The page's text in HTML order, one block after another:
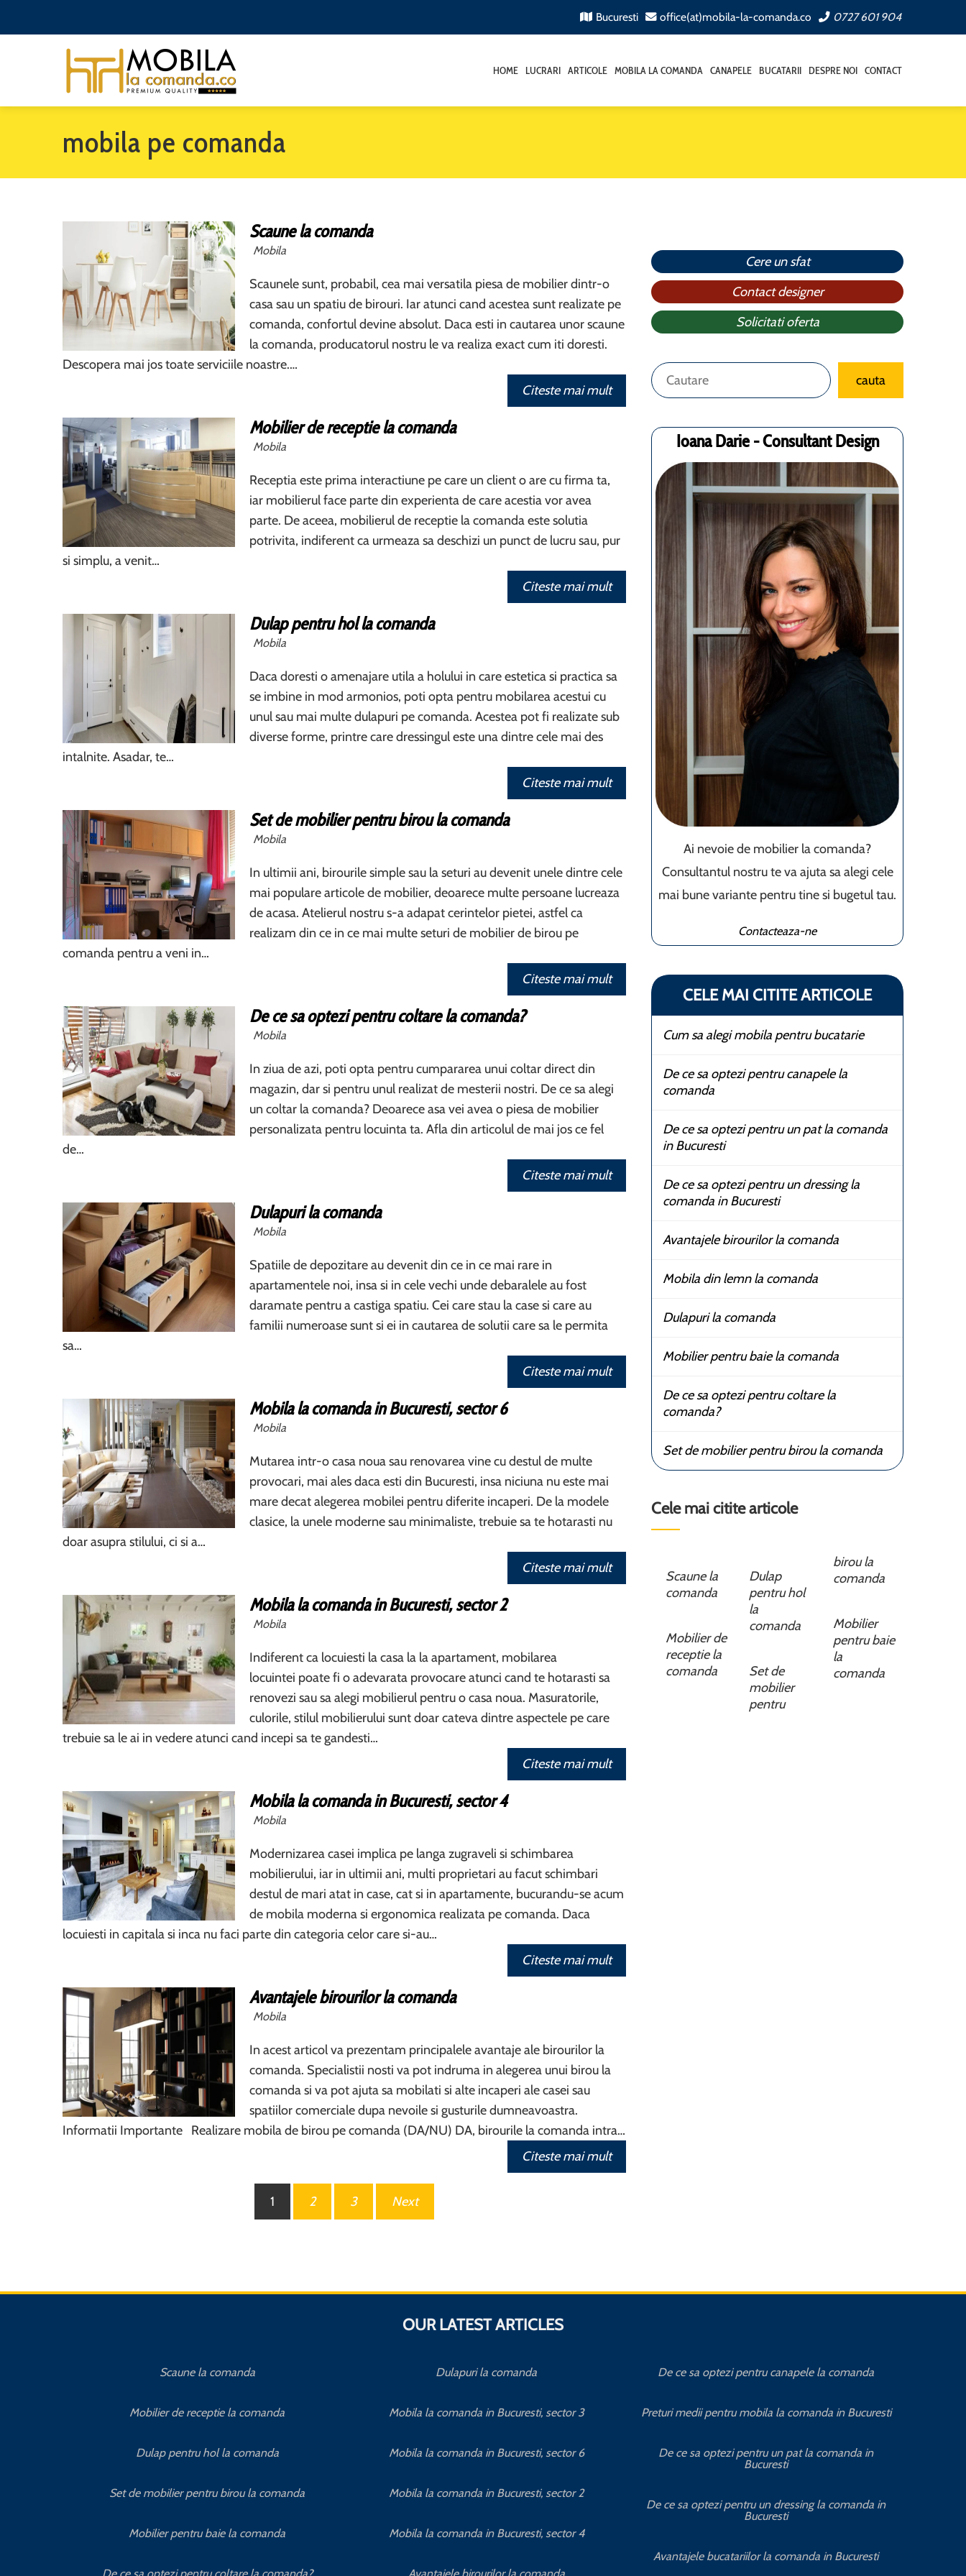
Bucuresti office(at)mobila-la-comanda.co 0727 601 904
HOME LUCRARI ARTICOLE MOBILA LA COMANDA CANAPELE BUCATARII DESPRE NOI CONTACT
mobila pe comanda
Scaune la comanda
Mobila
Scaunele sunt, probabil, cea mai versatila piesa de mobilier dintr-o
casa sau un spatiu de birouri. Iar atunci cand acestea sunt realizate pe
comanda, confortul devine absolut. Daca esti in cautarea unor scaune
la comanda, producatorul nostru le va realiza exact cum iti doresti.
Descopera mai jos toate serviciile noastre.…
Citeste mai mult
Mobilier de receptie la comanda
Mobila
Receptia este prima interactiune pe care un client o are cu firma ta,
iar mobilierul face parte din experienta de care acestia vor avea
parte. De aceea, mobilierul de receptie la comanda este solutia
potrivita, indiferent ca urmeaza sa deschizi un punct de lucru sau, pur
si simplu, a venit…
Citeste mai mult
Dulap pentru hol la comanda
Mobila
Daca doresti o amenajare utila a holului in care estetica si practica sa
se imbine in mod armonios, poti opta pentru mobilarea acestui cu
unul sau mai multe dulapuri pe comanda. Acestea pot fi realizate sub
diverse forme, printre care dressingul este una dintre cele mai des
intalnite. Asadar, te…
Citeste mai mult
Set de mobilier pentru birou la comanda
Mobila
In ultimii ani, birourile simple sau la seturi au devenit unele dintre cele
mai populare articole de mobilier, deoarece multe persoane lucreaza
de acasa. Atelierul nostru s-a adapat cerintelor pietei, astfel ca
realizam din ce in ce mai multe seturi de mobilier de birou pe
comanda pentru a veni in…
Citeste mai mult
De ce sa optezi pentru coltare la comanda?
Mobila
In ziua de azi, poti opta pentru cumpararea unui coltar direct din
magazin, dar si pentru unul realizat de mesterii nostri. De ce sa alegi
un coltar la comanda? Deoarece asa vei avea o piesa de mobilier
personalizata pentru locuinta ta. Afla din articolul de mai jos ce fel
de…
Citeste mai mult
Dulapuri la comanda
Mobila
Spatiile de depozitare au devenit din ce in ce mai rare in
apartamentele noi, insa si in cele vechi unde debaralele au fost
daramate pentru a castiga spatiu. Cei care stau la case si care au
familii numeroase sunt si ei in cautarea de solutii care sa le permita
sa…
Citeste mai mult
Mobila la comanda in Bucuresti, sector 6
Mobila
Mutarea intr-o casa noua sau renovarea vine cu destul de multe
provocari, mai ales daca esti din Bucuresti, insa niciuna nu este mai
mare decat alegerea mobilei pentru diferite incaperi. De la modele
clasice, la unele moderne sau minimaliste, trebuie sa te hotarasti nu
doar asupra stilului, ci si a…
Citeste mai mult
Mobila la comanda in Bucuresti, sector 2
Mobila
Indiferent ca locuiesti la casa la la apartament, mobilarea
locuintei poate fi o adevarata provocare atunci cand te hotarasti sa
renovezi sau sa alegi mobilierul pentru o casa noua. Masuratorile,
culorile, stilul mobilierului sunt doar cateva dintre aspectele pe care
trebuie sa le ai in vedere atunci cand incepi sa te gandesti…
Citeste mai mult
Mobila la comanda in Bucuresti, sector 4
Mobila
Modernizarea casei implica pe langa zugraveli si schimbarea
mobilierului, iar in ultimii ani, multi proprietari au facut schimbari
destul de mari atat in case, cat si in apartamente, bucurandu-se acum
de mobila moderna si ergonomica realizata pe comanda. Daca
locuiesti in capitala si inca nu faci parte din categoria celor care si-au…
Citeste mai mult
Avantajele birourilor la comanda
Mobila
In acest articol va prezentam principalele avantaje ale birourilor la
comanda. Specialistii nosti va pot indruma in alegerea unui birou la
comanda si va pot ajuta sa mobilati si alte incaperi ale casei sau
spatiilor comerciale dupa nevoile si gusturile dumneavoastra.
Informatii Importante Realizare mobila de birou pe comanda (DA/NU) DA, birourile la comanda intra…
Citeste mai mult
1 2 3 Next
Cere un sfat
Contact designer
Solicitati oferta
Caută cauta
Ioana Darie - Consultant Design
Ai nevoie de mobilier la comanda?
Consultantul nostru te va ajuta sa alegi cele
mai bune variante pentru tine si bugetul tau.
Contacteaza-ne
CELE MAI CITITE ARTICOLE
Cum sa alegi mobila pentru bucatarie
De ce sa optezi pentru canapele la
comanda
De ce sa optezi pentru un pat la comanda
in Bucuresti
De ce sa optezi pentru un dressing la
comanda in Bucuresti
Avantajele birourilor la comanda
Mobila din lemn la comanda
Dulapuri la comanda
Mobilier pentru baie la comanda
De ce sa optezi pentru coltare la
comanda?
Set de mobilier pentru birou la comanda
Cele mai citite articole
Scaune la
comanda
Mobilier de
receptie la
comanda
Dulap
pentru hol
la
comanda
Set de
mobilier
pentru
birou la
comanda
Mobilier
pentru baie
la
comanda
OUR LATEST ARTICLES
Scaune la comanda
Mobilier de receptie la comanda
Dulap pentru hol la comanda
Set de mobilier pentru birou la comanda
Mobilier pentru baie la comanda
Dulapuri la comanda
Mobila la comanda in Bucuresti, sector 3
Mobila la comanda in Bucuresti, sector 6
Mobila la comanda in Bucuresti, sector 2
Mobila la comanda in Bucuresti, sector 4
De ce sa optezi pentru canapele la comanda
Preturi medii pentru mobila la comanda in Bucuresti
De ce sa optezi pentru un pat la comanda in
Bucuresti
De ce sa optezi pentru un dressing la comanda in
Bucuresti
Avantajele bucatariilor la comanda in Bucuresti